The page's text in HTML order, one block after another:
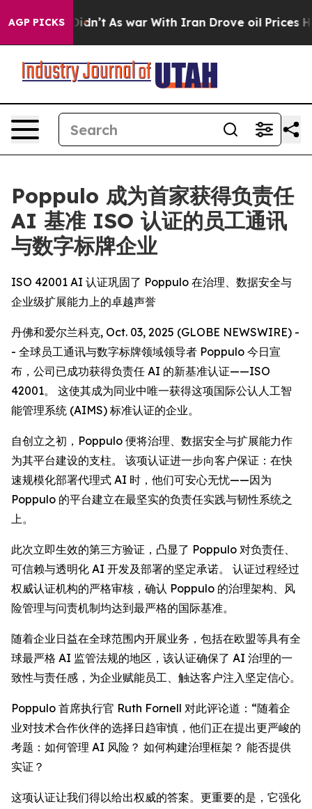
AGP PICKS
it Didn’t As war With Iran Drove oil Prices
Poppulo 成为首家获得负责任
AI 基准 ISO 认证的员工通讯
与数字标牌企业
ISO 42001 AI 认证巩固了 Poppulo 在治理、数据安全与
企业级扩展能力上的卓越声誉
丹佛和爱尔兰科克, Oct. 03, 2025 (GLOBE NEWSWIRE) -
- 全球员工通讯与数字标牌领域领导者 Poppulo 今日宣
布，公司已成功获得负责任 AI 的新基准认证——ISO
42001。 这使其成为同业中唯一获得这项国际公认人工智
能管理系统 (AIMS) 标准认证的企业。
自创立之初，Poppulo 便将治理、数据安全与扩展能力作
为其平台建设的支柱。 该项认证进一步向客户保证：在快
速规模化部署代理式 AI 时，他们可安心无忧——因为
Poppulo 的平台建立在最坚实的负责任实践与韧性系统之
上。
此次立即生效的第三方验证，凸显了 Poppulo 对负责任、
可信赖与透明化 AI 开发及部署的坚定承诺。 认证过程经过
权威认证机构的严格审核，确认 Poppulo 的治理架构、风
险管理与问责机制均达到最严格的国际基准。
随着企业日益在全球范围内开展业务，包括在欧盟等具有全
球最严格 AI 监管法规的地区，该认证确保了 AI 治理的一
致性与责任感，为企业赋能员工、触达客户注入坚定信心。
Poppulo 首席执行官 Ruth Fornell 对此评论道：“随着企
业对技术合作伙伴的选择日趋审慎，他们正在提出更严峻的
考题：如何管理 AI 风险？ 如何构建治理框架？ 能否提供
实证？
这项认证让我们得以给出权威的答案。更重要的是，它强化